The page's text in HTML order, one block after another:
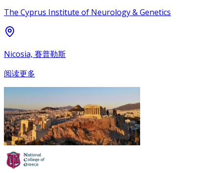
The Cyprus Institute of Neurology & Genetics
Nicosia, 賽普勒斯
阅读更多